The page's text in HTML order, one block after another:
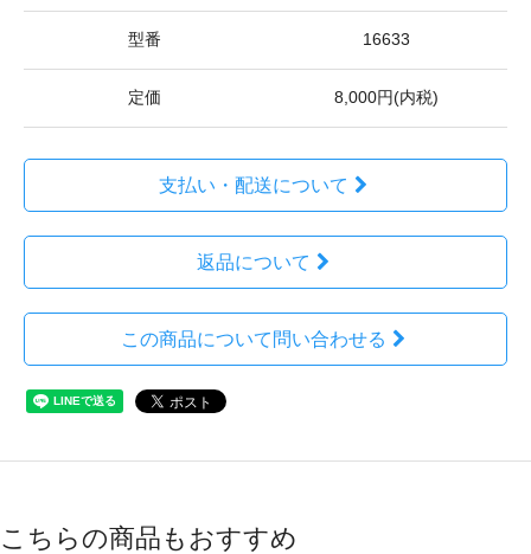
型番 16633
定価 8,000円(内税)
支払い・配送について
返品について
この商品について問い合わせる
こちらの商品もおすすめ